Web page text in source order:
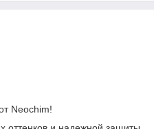
Neochim!